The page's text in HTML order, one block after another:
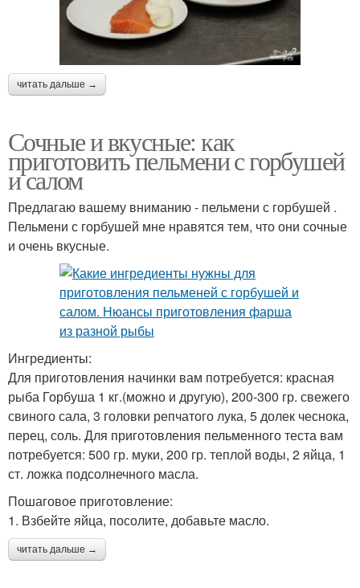
читать дальше →
Сочные и вкусные: как
приготовить пельмени с горбушей
и салом
Предлагаю вашему вниманию - пельмени с горбушей .
Пельмени с горбушей мне нравятся тем, что они сочные
и очень вкусные.
Ингредиенты:
Для приготовления начинки вам потребуется: красная
рыба Горбуша 1 кг.(можно и другую), 200-300 гр. свежего
свиного сала, 3 головки репчатого лука, 5 долек чеснока,
перец, соль. Для приготовления пельменного теста вам
потребуется: 500 гр. муки, 200 гр. теплой воды, 2 яйца, 1
ст. ложка подсолнечного масла.
Пошаговое приготовление:
1. Взбейте яйца, посолите, добавьте масло.
читать дальше →